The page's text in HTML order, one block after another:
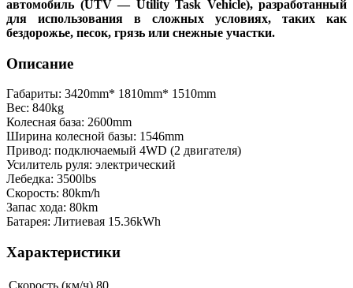
автомобиль (UTV — Utility Task Vehicle), разработанный
для использования в сложных условиях, таких как
бездорожье, песок, грязь или снежные участки.
Описание
Габариты: 3420mm* 1810mm* 1510mm
Вес: 840kg
Колесная база: 2600mm
Ширина колесной базы: 1546mm
Привод: подключаемый 4WD (2 двигателя)
Усилитель руля: электрический
Лебедка: 3500lbs
Скорость: 80km/h
Запас хода: 80km
Батарея: Литиевая 15.36kWh
Характеристики
Скорость (км/ч) 80